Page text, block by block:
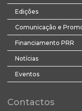
Edições
Comunicação e
Financiamento PRR
Notícias
Eventos
Contactos